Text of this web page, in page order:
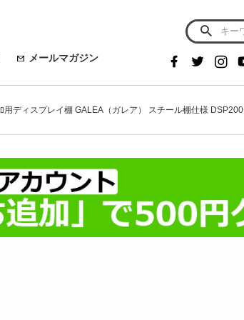
メールマガジン
ディスプレイ棚 GALEA（ガレア） スチール棚仕様 DSP200